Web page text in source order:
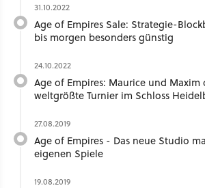
31.10.2022
Age of Empires Sale: Strategie-
bis morgen besonders günstig
24.10.2022
Age of Empires: Maurice und Maxim
weltgrößte Turnier im Schloss
27.08.2019
Age of Empires - Das neue Studio
eigenen Spiele
19.08.2019